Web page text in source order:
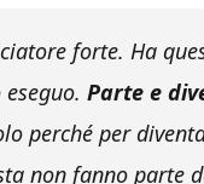
forte. Ha
Parte e
perché per
non fanno parte